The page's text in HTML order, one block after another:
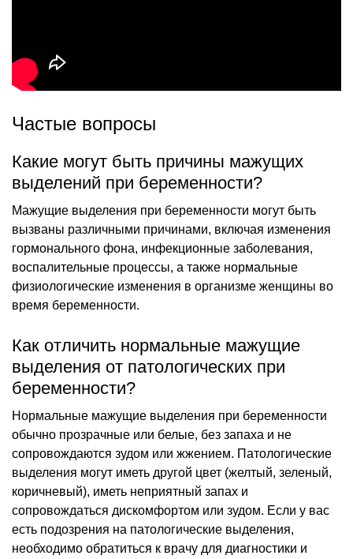
Частые вопросы
Какие могут быть причины мажущих
выделений при беременности?
Мажущие выделения при беременности могут быть
вызваны различными причинами, включая изменения
гормонального фона, инфекционные заболевания,
воспалительные процессы, а также нормальные
физиологические изменения в организме женщины во
время беременности.
Как отличить нормальные мажущие
выделения от патологических при
беременности?
Нормальные мажущие выделения при беременности
обычно прозрачные или белые, без запаха и не
сопровождаются зудом или жжением. Патологические
выделения могут иметь другой цвет (желтый, зеленый,
коричневый), иметь неприятный запах и
сопровождаться дискомфортом или зудом. Если у вас
есть подозрения на патологические выделения,
необходимо обратиться к врачу для диагностики и